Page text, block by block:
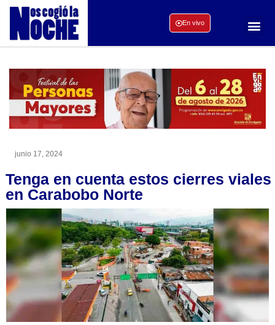
En vivo
junio 17, 2024
Tenga en cuenta estos cierres viales
en Carabobo Norte